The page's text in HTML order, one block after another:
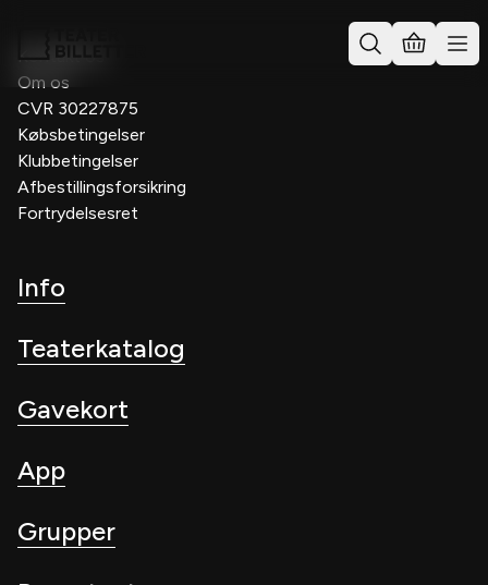
Kontakt os
Om os
CVR 30227875
Købsbetingelser
Klubbetingelser
Afbestillingsforsikring
Fortrydelsesret
Info
Teaterkatalog
Gavekort
App
Grupper